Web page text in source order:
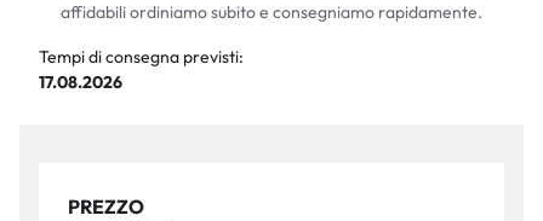
affidabili ordiniamo subito e consegniamo rapidamente.
Tempi di consegna previsti:
17.08.2026
PREZZO